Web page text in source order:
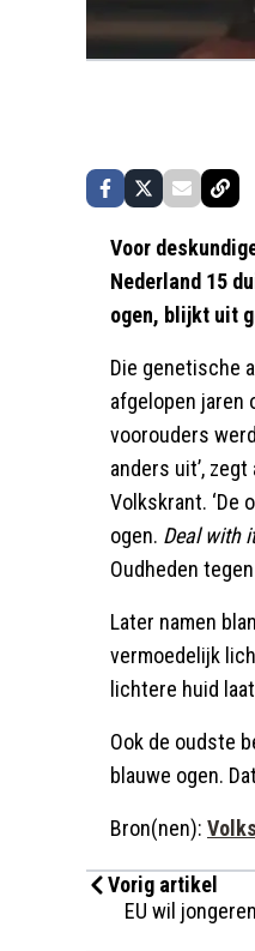
Voor
Nederland 15
ogen, blijkt uit
Die genetische
afgelopen jaren
voorouders
anders uit’,
Volkskrant. ‘De
ogen. Deal with it
Oudheden
Later namen
vermoedelijk
lichtere huid
Ook de oudste
blauwe ogen.
Bron(nen):
Vorig artikel
EU wil